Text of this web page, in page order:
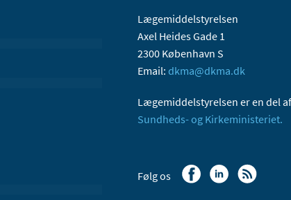
Lægemiddelstyrelsen
Axel Heides Gade 1
2300 København S
Email: dkma@dkma.dk
Lægemiddelstyrelsen er en del af
Sundheds- og Kirkeministeriet.
Følg os